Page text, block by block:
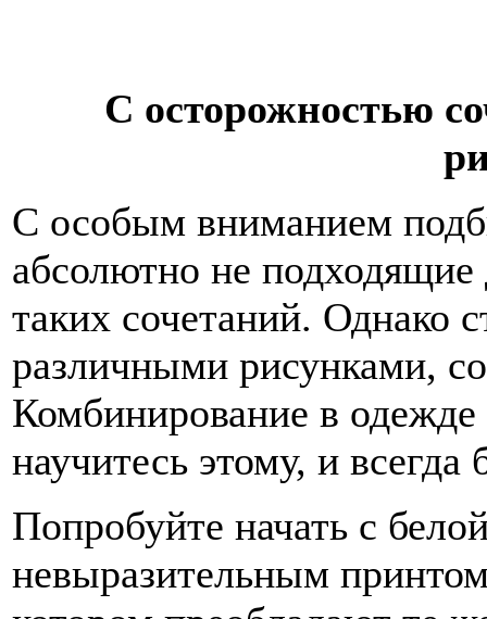
С осторожностью
С особым вниманием
абсолютно не подходящие
таких сочетаний. Однако
различными рисунками,
Комбинирование в одежде
научитесь этому, и
Попробуйте начать с
невыразительным